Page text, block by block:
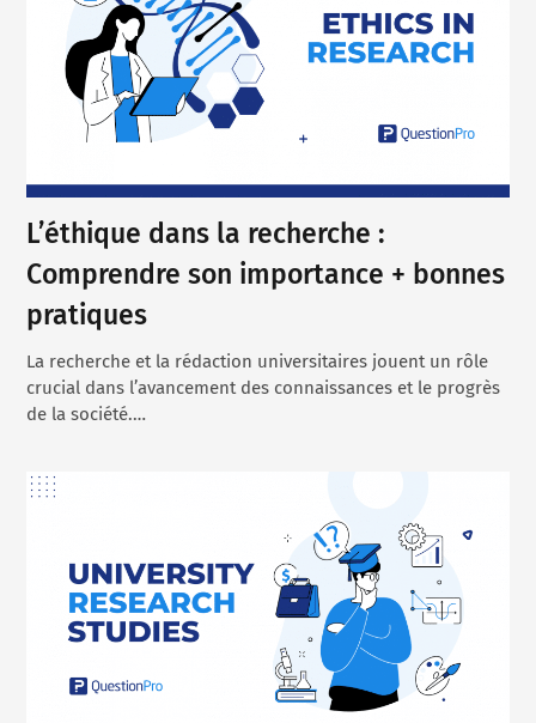
L’éthique dans la recherche :
Comprendre son importance + bonnes
pratiques
La recherche et la rédaction universitaires jouent un rôle
crucial dans l’avancement des connaissances et le progrès
de la société.…